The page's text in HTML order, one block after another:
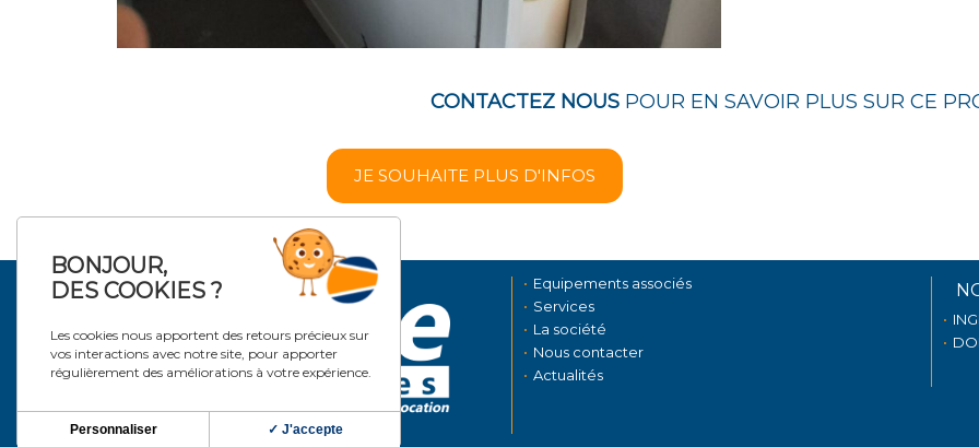
CONTACTEZ NOUSPOUR EN SAVOIR PLUS SUR CE
JE SOUHAITE PLUS D'INFOS
Equipements associés
Services
La société
Nous contacter
Actualités
BONJOUR,
DES COOKIES ?
Les cookies nous apportent des retours précieux sur
vos interactions avec notre site, pour apporter
régulièrement des améliorations à votre expérience.
✓ J'accepte
Personnaliser